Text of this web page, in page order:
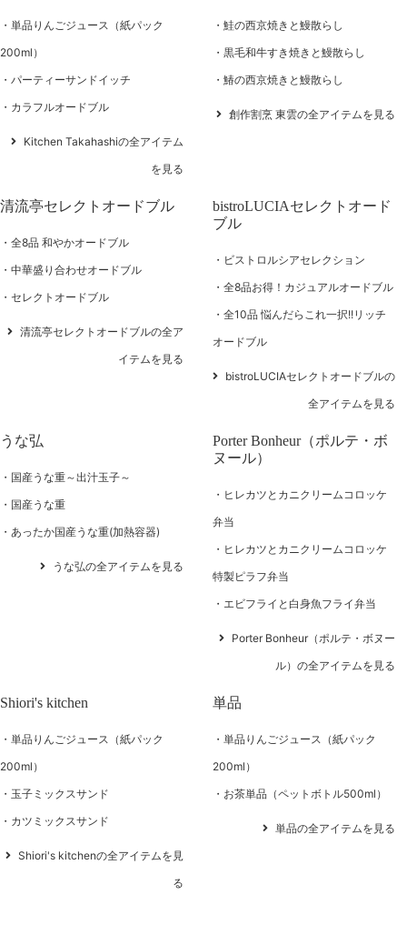
単品りんごジュース（紙パック
200ml）
パーティーサンドイッチ
カラフルオードブル
Kitchen Takahashiの全アイテム
を見る
鮭の西京焼きと鰻散らし
黒毛和牛すき焼きと鰻散らし
鰆の西京焼きと鰻散らし
創作割烹 東雲の全アイテムを見る
清流亭セレクトオードブル
全8品 和やかオードブル
中華盛り合わせオードブル
セレクトオードブル
清流亭セレクトオードブルの全ア
イテムを見る
bistroLUCIAセレクトオード
ブル
ビストロルシアセレクション
全8品お得！カジュアルオードブル
全10品 悩んだらこれ一択!!リッチ
オードブル
bistroLUCIAセレクトオードブルの
全アイテムを見る
うな弘
国産うな重～出汁玉子～
国産うな重
あったか国産うな重(加熱容器)
うな弘の全アイテムを見る
Porter Bonheur（ポルテ・ボ
ヌール）
ヒレカツとカニクリームコロッケ
弁当
ヒレカツとカニクリームコロッケ
特製ピラフ弁当
エビフライと白身魚フライ弁当
Porter Bonheur（ポルテ・ボヌー
ル）の全アイテムを見る
Shiori's kitchen
単品りんごジュース（紙パック
200ml）
玉子ミックスサンド
カツミックスサンド
Shiori's kitchenの全アイテムを見
る
単品
単品りんごジュース（紙パック
200ml）
お茶単品（ペットボトル500ml）
単品の全アイテムを見る